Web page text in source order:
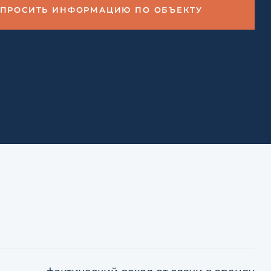
ИНФОРМАЦИЮ ПО ОБЪЕКТУ